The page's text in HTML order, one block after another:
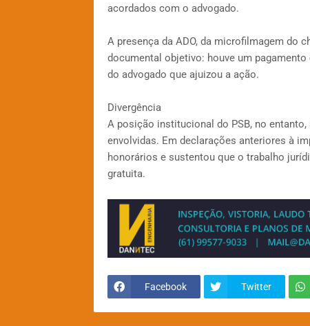
acordados com o advogado.
A presença da ADO, da microfilmagem do
documental objetivo: houve um
do advogado que ajuizou a ação.
Divergência
A posição institucional do PSB, no
envolvidas. Em declarações anteriores à
honorários e sustentou que o trabalho
gratuita.
Facebook Twitter